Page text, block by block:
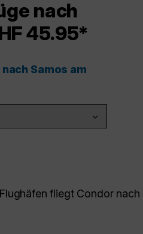
nach
45.95*
Samos am
fliegt Condor nach